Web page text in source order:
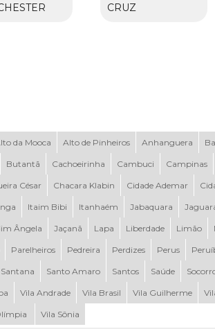
CRUZ
da Mooca Alto de Pinheiros Anhanguera
Butantã Cachoeirinha Cambuci Campinas
César Chacara Klabin Cidade Ademar
Itaim Bibi Itanhaém Jabaquara
Ângela Jaçanã Lapa Liberdade Limão
Parelheiros Pedreira Perdizes Perus
Santana Santo Amaro Santos Saúde
Vila Andrade Vila Brasil Vila Guilherme
Vila Sônia